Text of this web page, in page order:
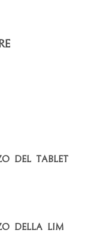
del Tablet
della LIM